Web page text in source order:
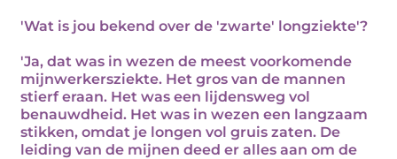
'Wat is jou bekend over de 'zwarte' longziekte'?
'Ja, dat was in wezen de meest voorkomende
mijnwerkersziekte. Het gros van de mannen
stierf eraan. Het was een lijdensweg vol
benauwdheid. Het was in wezen een langzaam
stikken, omdat je longen vol gruis zaten. De
leiding van de mijnen deed er alles aan om de